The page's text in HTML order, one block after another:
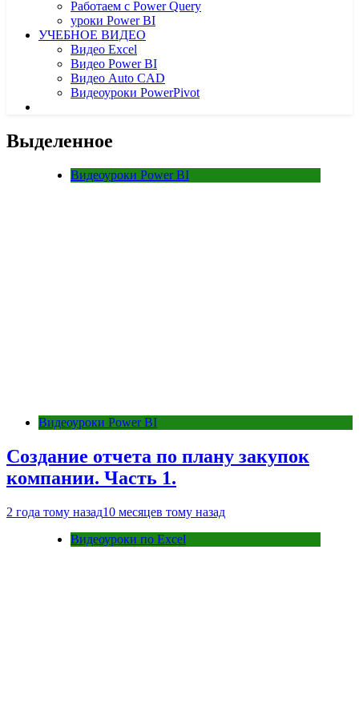
Работаем с Power Query
уроки Power BI
УЧЕБНОЕ ВИДЕО
Видео Excel
Видео Power BI
Видео Auto CAD
Видеоуроки PowerPivot
Выделенное
Видеоуроки Power BI
Видеоуроки Power BI
Создание отчета по плану закупок
компании. Часть 1.
2 года тому назад10 месяцев тому назад
Видеоуроки по Excel